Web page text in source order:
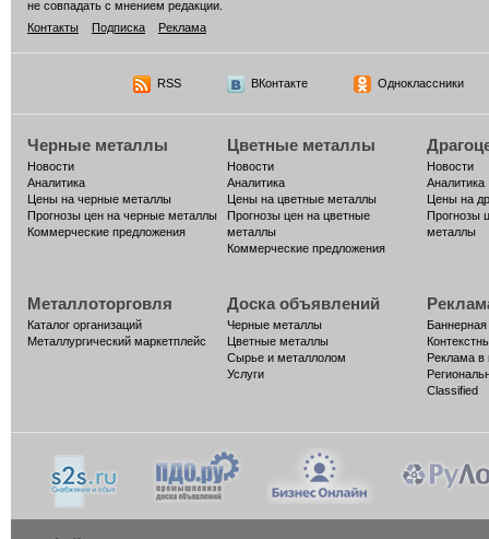
не совпадать с мнением редакции.
Контакты
Подписка Реклама
RSS ВКонтакте Одноклассники
Черные металлы
Новости
Аналитика
Цены на черные металлы
Прогнозы цен на черные металлы
Коммерческие предложения
Цветные металлы
Новости
Аналитика
Цены на цветные металлы
Прогнозы цен на цветные
металлы
Коммерческие предложения
Новости
Аналитика
Цены на
Прогнозы
металлы
Металлоторговля
Каталог организаций
Металлургический маркетплейс
Доска объявлений
Черные металлы
Цветные металлы
Сырье и металлолом
Услуги
Реклама в
Classified